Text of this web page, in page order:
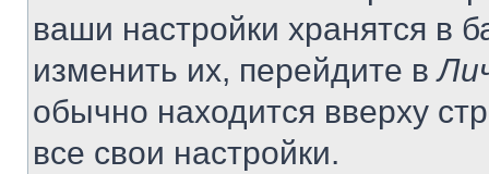
ваши настройки хранятся в
изменить их, перейдите в
обычно находится вверху
все свои настройки.